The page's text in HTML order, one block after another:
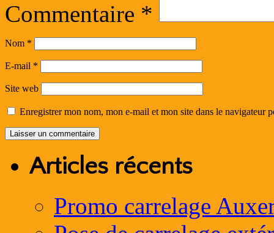
Commentaire *
Nom *
E-mail *
Site web
Enregistrer mon nom, mon e-mail et mon site dans le navigateur
Articles récents
Promo carrelage